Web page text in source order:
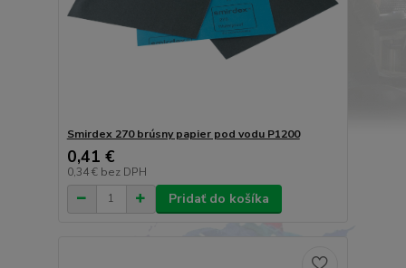
Smirdex 270 brúsny papier pod vodu P1200
0,41 €
0,34 € bez DPH
Pridať do košíka